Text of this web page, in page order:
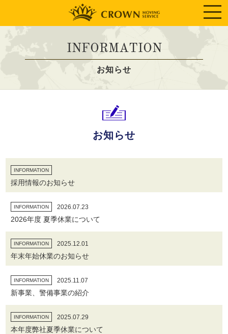
INFORMATION
お知らせ
お知らせ
INFORMATION
採用情報のお知らせ
INFORMATION 2026.07.23
2026年度 夏季休業について
INFORMATION 2025.12.01
年末年始休業のお知らせ
INFORMATION 2025.11.07
新事業、警備事業の紹介
INFORMATION 2025.07.29
本年度弊社夏季休業について